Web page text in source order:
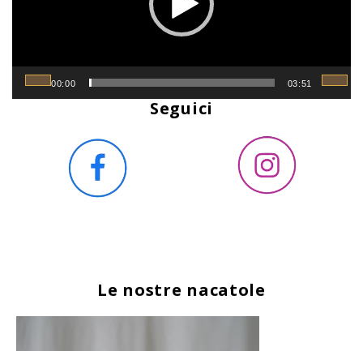
00:00 03:51
Seguici
Le nostre nacatole